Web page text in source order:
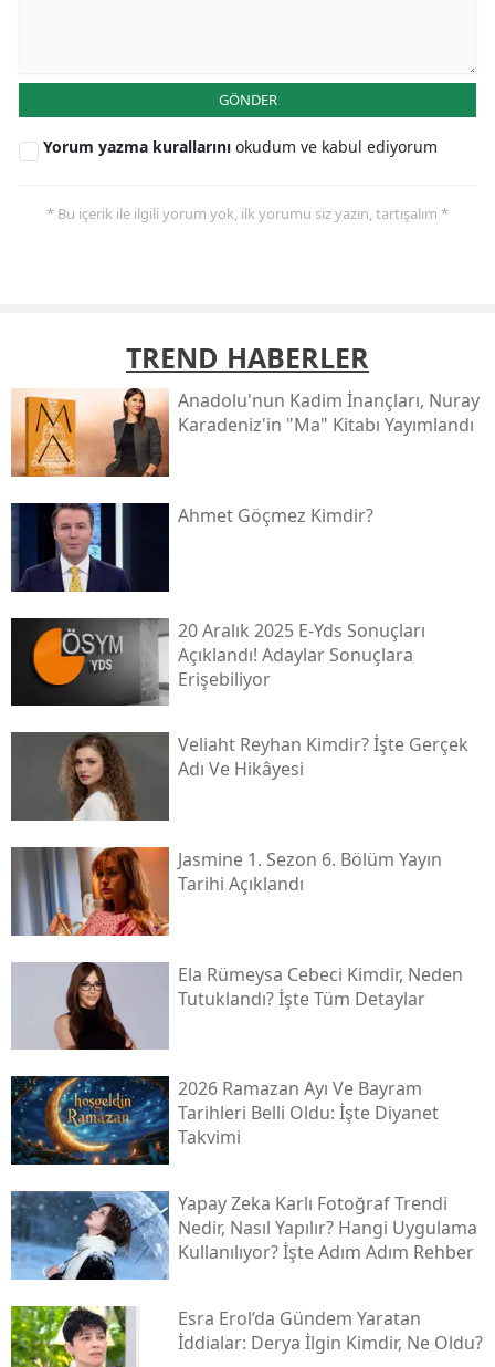
GÖNDER
Yorum yazma kurallarını okudum ve kabul ediyorum
* Bu içerik ile ilgili yorum yok, ilk yorumu siz yazın, tartışalım *
TREND HABERLER
Anadolu'nun Kadim İnançları, Nuray
Karadeniz'in "ma" Kitabı Yayımlandı
Ahmet Göçmez Kimdir?
20 Aralık 2025 E-Yds Sonuçları
Açıklandı! Adaylar Sonuçlara
Erişebiliyor
Veliaht Reyhan Kimdir? İşte Gerçek
Adı Ve Hikâyesi
Jasmine 1. Sezon 6. Bölüm Yayın
Tarihi Açıklandı
Ela Rümeysa Cebeci Kimdir, Neden
Tutuklandı? İşte Tüm Detaylar
2026 Ramazan Ayı Ve Bayram
Tarihleri Belli Oldu: İşte Diyanet
Takvimi
Yapay Zeka Karlı Fotoğraf Trendi
Nedir, Nasıl Yapılır? Hangi Uygulama
Kullanılıyor? İşte Adım Adım Rehber
Esra Erol’da Gündem Yaratan
İddialar: Derya İlgin Kimdir, Ne Oldu?